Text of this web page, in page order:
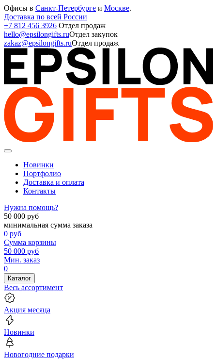
Офисы в Санкт-Петербурге и Москве.
Доставка по всей России
+7 812 456 3926 Отдел продаж
hello@epsilongifts.ruОтдел закупок
zakaz@epsilongifts.ruОтдел продаж
Новинки
Портфолио
Доставка и оплата
Контакты
Нужна помощь?
50 000 руб
минимальная сумма заказа
0 руб
Сумма корзины
50 000 руб
Мин. заказ
0
Каталог
Весь ассортимент
Акция месяца
Новинки
Новогодние подарки